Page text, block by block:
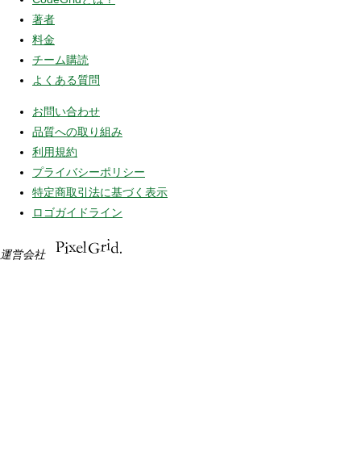
著者
料金
チーム購読
よくある質問
お問い合わせ
品質への取り組み
利用規約
プライバシーポリシー
特定商取引法に基づく表示
ロゴガイドライン
運営会社